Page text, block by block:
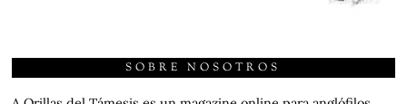
SOBRE NOSOTROS